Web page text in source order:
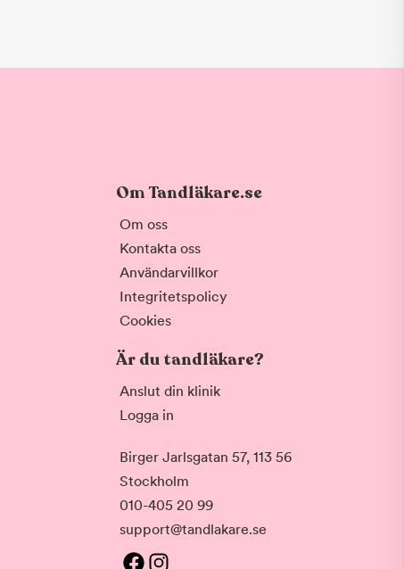
Om Tandläkare.se
Om oss
Kontakta oss
Användarvillkor
Integritetspolicy
Cookies
Är du tandläkare?
Anslut din klinik
Logga in
Birger Jarlsgatan 57, 113 56
Stockholm
010-405 20 99
support@tandlakare.se